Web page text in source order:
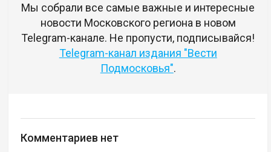
Мы собрали все самые важные и интересные
новости Московского региона в новом
Telegram-канале. Не пропусти, подписывайся!
Telegram-канал издания "Вести
Подмосковья".
Комментариев нет